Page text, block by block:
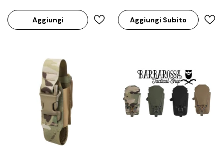
Aggiungi Aggiungi Subito